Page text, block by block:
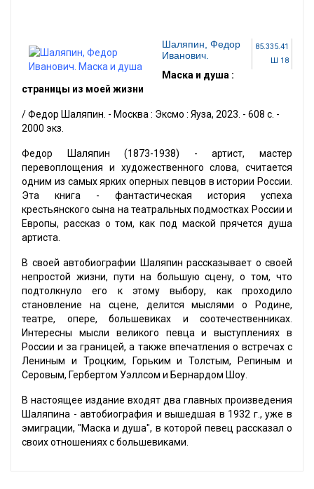
85.335.41
Ш 18
Шаляпин, Федор
Иванович.
Маска и душа :
страницы из моей жизни
/ Федор Шаляпин. - Москва : Эксмо : Яуза, 2023. - 608 с. -
2000 экз.
Федор Шаляпин (1873-1938) - артист, мастер
перевоплощения и художественного слова, считается
одним из самых ярких оперных певцов в истории России.
Эта книга - фантастическая история успеха
крестьянского сына на театральных подмостках России и
Европы, рассказ о том, как под маской прячется душа
артиста.
В своей автобиографии Шаляпин рассказывает о своей
непростой жизни, пути на большую сцену, о том, что
подтолкнуло его к этому выбору, как проходило
становление на сцене, делится мыслями о Родине,
театре, опере, большевиках и соотечественниках.
Интересны мысли великого певца и выступлениях в
России и за границей, а также впечатления о встречах с
Лениным и Троцким, Горьким и Толстым, Репиным и
Серовым, Гербертом Уэллсом и Бернардом Шоу.
В настоящее издание входят два главных произведения
Шаляпина - автобиография и вышедшая в 1932 г., уже в
эмиграции, "Маска и душа", в которой певец рассказал о
своих отношениях с большевиками.